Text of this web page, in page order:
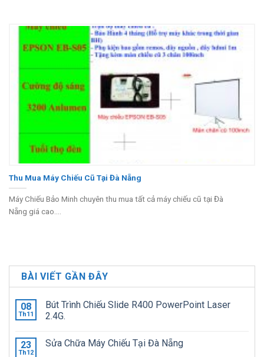
BÀI VIẾT GẦN ĐÂY
08
Th11
Bút Trình Chiếu Slide R400 PowerPoint Laser
2.4G.
23
Th12
Sửa Chữa Máy Chiếu Tại Đà Nẵng
Thu Mua Máy Chiếu Cũ Tại Đà Nẵng
Máy Chiếu Bảo Minh chuyên thu mua tất cả máy chiếu cũ tại Đà
Nẵng giá cao....